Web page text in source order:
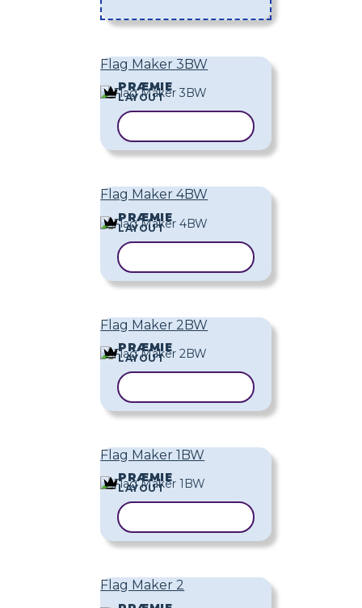
Flag Maker 3BW
PRÆMIE
LAYOUT
Flag Maker 4BW
PRÆMIE
LAYOUT
Flag Maker 2BW
PRÆMIE
LAYOUT
Flag Maker 1BW
PRÆMIE
LAYOUT
Flag Maker 2